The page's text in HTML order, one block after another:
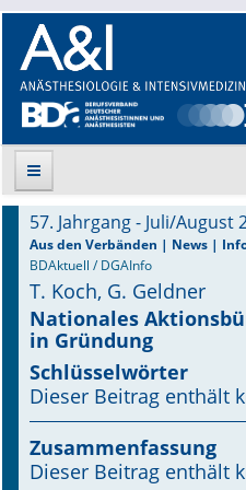
Suche
Aktuelle Ausgabe
Leitlinien
Archiv
Supplements
Supplements
57. Jahrgang - Juli/August
Aus den Verbänden | News |
BDAktuell / DGAInfo
T. Koch, G. Geldner
Nationales
in Gründung
Schlüsselwörter
Dieser Beitrag enthält
Zusammenfassung
Dieser Beitrag enthält